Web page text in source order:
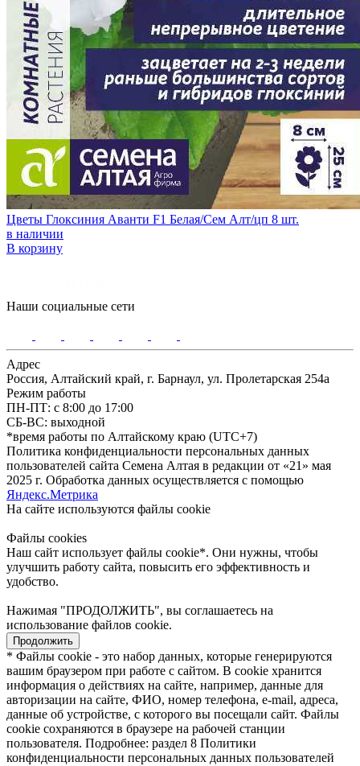
Цветы Глоксиния Аванти F1 Белая/Сем Алт/цп 8 шт.
в наличии
В корзину
Наши социальные сети
Адрес
Россия, Алтайский край, г. Барнаул, ул. Пролетарская 254а
Режим работы
ПН-ПТ: с 8:00 до 17:00
СБ-ВС: выходной
*время работы по Алтайскому краю (UTC+7)
Политика конфиденциальности персональных данных
пользователей сайта Семена Алтая в редакции от «21» мая
2025 г. Обработка данных осуществляется с помощью
Яндекс.Метрика
На сайте используются файлы сookie
Файлы cookies
Наш сайт использует файлы cookie*. Они нужны, чтобы
улучшить работу сайта, повысить его эффективность и
удобство.
Нажимая "ПРОДОЛЖИТЬ", вы соглашаетесь на
использование файлов cookie.
Продолжить
* Файлы cookie - это набор данных, которые генерируются
вашим браузером при работе с сайтом. В cookie хранится
информация о действиях на сайте, например, данные для
авторизации на сайте, ФИО, номер телефона, e-mail, адреса,
данные об устройстве, с которого вы посещали сайт. Файлы
cookie сохраняются в браузере на рабочей станции
пользователя. Подробнее: раздел 8 Политики
конфиденциальности персональных данных пользователей